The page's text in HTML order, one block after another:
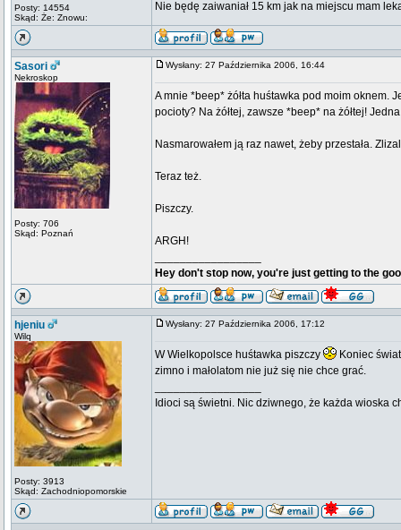
Posty: 14554
Skąd: Że: Znowu:
Nie będę zaiwaniał 15 km jak na miejscu mam
Sasori
Nekroskop
Posty: 706
Skąd: Poznań
Wysłany: 27 Października 2006, 16:44
A mnie *beep* żółta huśtawka pod moim oknem.
pocioty? Na żółtej, zawsze *beep* na żółtej!
Nasmarowałem ją raz nawet, żeby przestała.
Teraz też.
Piszczy.
ARGH!
Hey don't stop now, you're just getting to the
hjeniu
Wilq
Posty: 3913
Skąd: Zachodniopomorskie
Wysłany: 27 Października 2006, 17:12
W Wielkopolsce huśtawka piszczy
Koniec
zimno i małolatom nie już się nie chce grać.
Idioci są świetni. Nic dziwnego, że każda wioska